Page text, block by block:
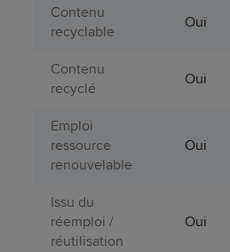
Contenu
recyclable
Oui
Contenu
recyclé
Oui
Emploi
ressource
renouvelable
Oui
Issu du
réemploi /
réutilisation
Oui